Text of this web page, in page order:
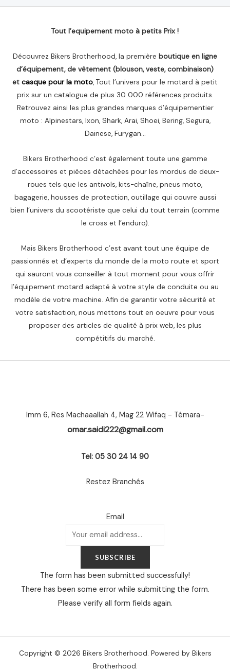
Tout l’equipement moto à petits Prix !
Découvrez Bikers Brotherhood, la première boutique en ligne
d’équipement, de vêtement (blouson, veste, combinaison)
et casque pour la moto, Tout l’univers pour le motard à petit
prix sur un catalogue de plus 30 000 références produits.
Retrouvez ainsi les plus grandes marques d’équipementier
moto : Alpinestars, Ixon, Shark, Arai, Shoei, Bering, Segura,
Dainese, Furygan…
Bikers Brotherhood c’est également toute une gamme
d’accessoires et pièces détachées pour les mordus de deux-
roues tels que les antivols, kits-chaîne, pneus moto,
bagagerie, housses de protection, outillage qui couvre aussi
bien l’univers du scootériste que celui du tout terrain (comme
le cross et l’enduro).
Mais Bikers Brotherhood c’est avant tout une équipe de
passionnés et d’experts du monde de la moto route et sport
qui sauront vous conseiller à tout moment pour vous offrir
l’équipement motard adapté à votre style de conduite ou au
modèle de votre machine. Afin de garantir votre sécurité et
votre satisfaction, nous mettons tout en oeuvre pour vous
proposer des articles de qualité à prix web, les plus
compétitifs du marché.
Imm 6, Res Machaaallah 4, Mag 22 Wifaq - Témara-
omar.saidi222@gmail.com
Tel: 05 30 24 14 90
Restez Branchés
Email
SUBSCRIBE
The form has been submitted successfully!
There has been some error while submitting the form.
Please verify all form fields again.
Copyright © 2026 Bikers Brotherhood. Powered by Bikers
Brotherhood.